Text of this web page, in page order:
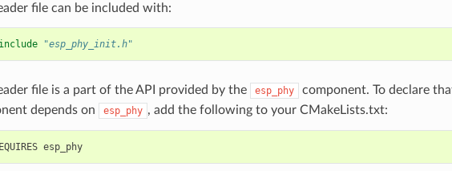
file can be included with:
"esp_phy_init.h"
file is a part of the API provided by the esp_phy
component. To declare
depends on
esp_phy , add the following to your CMakeLists.txt:
REQUIRES esp_phy